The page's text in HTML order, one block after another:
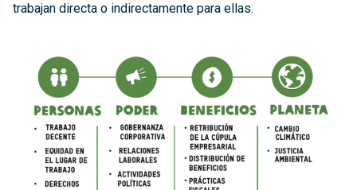
trabajan directa o indirectamente para ellas.